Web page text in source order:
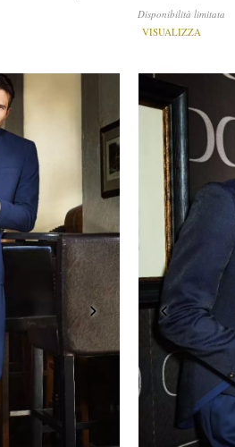
Disponibilità limitata
VISUALIZZA